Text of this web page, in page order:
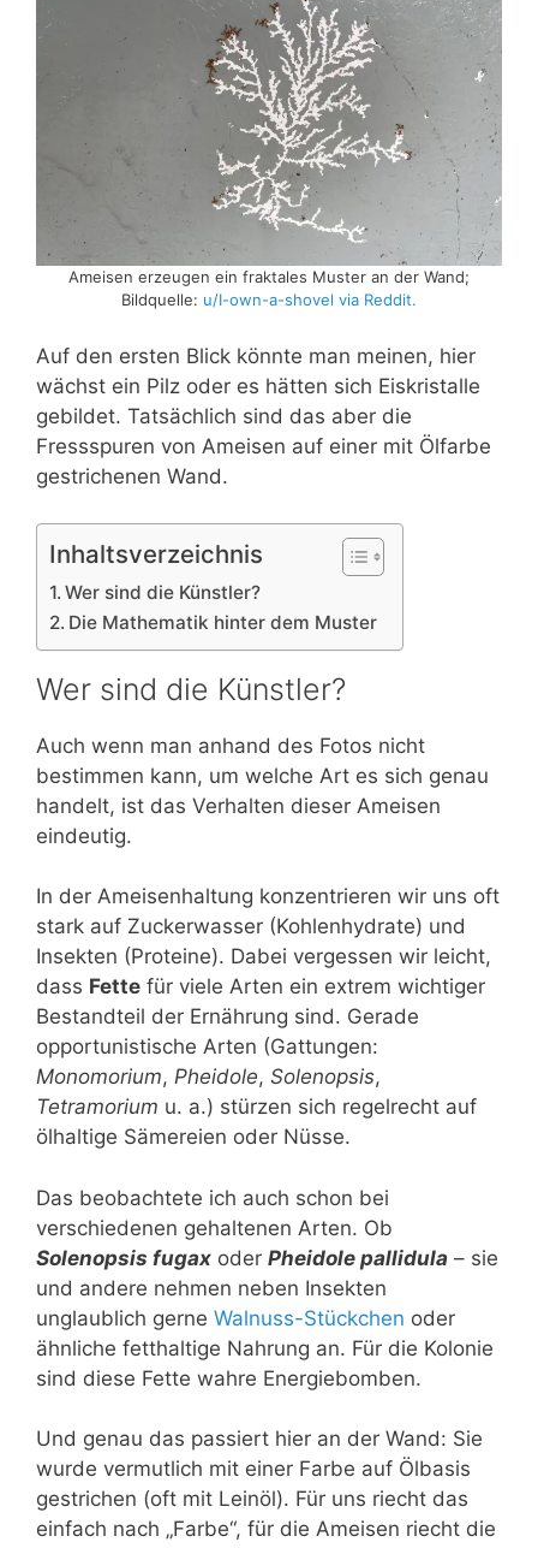
Ameisen erzeugen ein fraktales Muster an der Wand;
Bildquelle: u/I-own-a-shovel via Reddit.
Auf den ersten Blick könnte man meinen, hier
wächst ein Pilz oder es hätten sich Eiskristalle
gebildet. Tatsächlich sind das aber die
Fressspuren von Ameisen auf einer mit Ölfarbe
gestrichenen Wand.
Inhaltsverzeichnis
Wer sind die Künstler?
Die Mathematik hinter dem Muster
Wer sind die Künstler?
Auch wenn man anhand des Fotos nicht
bestimmen kann, um welche Art es sich genau
handelt, ist das Verhalten dieser Ameisen
eindeutig.
In der Ameisenhaltung konzentrieren wir uns oft
stark auf Zuckerwasser (Kohlenhydrate) und
Insekten (Proteine). Dabei vergessen wir leicht,
dass Fette für viele Arten ein extrem wichtiger
Bestandteil der Ernährung sind. Gerade
opportunistische Arten (Gattungen:
Monomorium, Pheidole, Solenopsis,
Tetramorium u. a.) stürzen sich regelrecht auf
ölhaltige Sämereien oder Nüsse.
Das beobachtete ich auch schon bei
verschiedenen gehaltenen Arten. Ob
Solenopsis fugax oder Pheidole pallidula – sie
und andere nehmen neben Insekten
unglaublich gerne Walnuss-Stückchen oder
ähnliche fetthaltige Nahrung an. Für die Kolonie
sind diese Fette wahre Energiebomben.
Und genau das passiert hier an der Wand: Sie
wurde vermutlich mit einer Farbe auf Ölbasis
gestrichen (oft mit Leinöl). Für uns riecht das
einfach nach „Farbe“, für die Ameisen riecht die